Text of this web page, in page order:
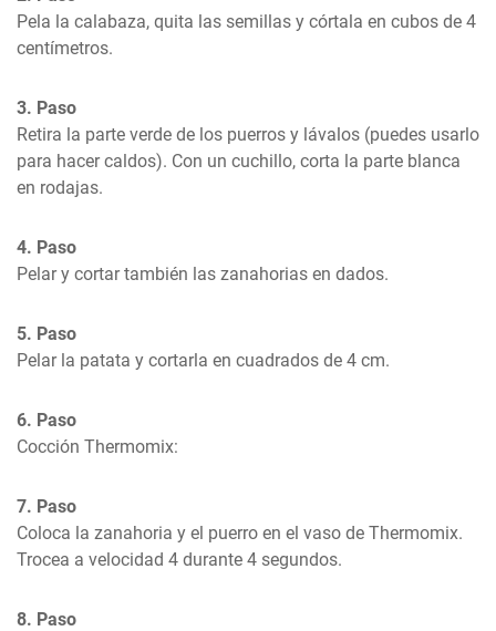
Pela la calabaza, quita las semillas y córtala en cubos de 4
centímetros.
3. Paso
Retira la parte verde de los puerros y lávalos (puedes usarlo
para hacer caldos). Con un cuchillo, corta la parte blanca
en rodajas.
4. Paso
Pelar y cortar también las zanahorias en dados.
5. Paso
Pelar la patata y cortarla en cuadrados de 4 cm.
6. Paso
Cocción Thermomix:
7. Paso
Coloca la zanahoria y el puerro en el vaso de Thermomix.
Trocea a velocidad 4 durante 4 segundos.
8. Paso